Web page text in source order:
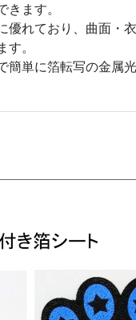
ます。
優れており、曲面・
。
簡単に箔転写の金属